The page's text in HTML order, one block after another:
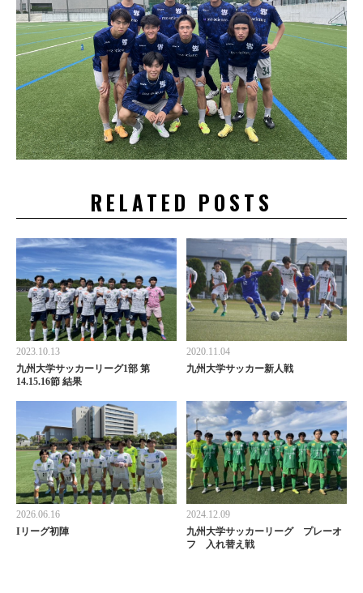
RELATED POSTS
2023.10.13
九州大学サッカーリーグ1部 第
14.15.16節 結果
2020.11.04
九州大学サッカー新人戦
2026.06.16
Iリーグ初陣
2024.12.09
九州大学サッカーリーグ プレーオ
フ 入れ替え戦